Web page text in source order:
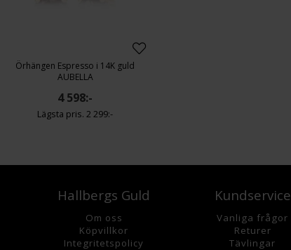
Örhängen Espresso i 14K guld
AUBELLA
4 598:-
2 299:-
Hallbergs Guld
Om oss
Köpvillkor
Integritetspolicy
Kundservice
Vanliga frågor
Returer
Tävlingar